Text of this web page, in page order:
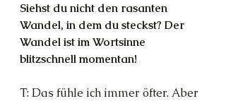
Siehst du nicht den rasanten
Wandel, in dem du steckst? Der
Wandel ist im Wortsinne
blitzschnell momentan!
T: Das fühle ich immer öfter. Aber